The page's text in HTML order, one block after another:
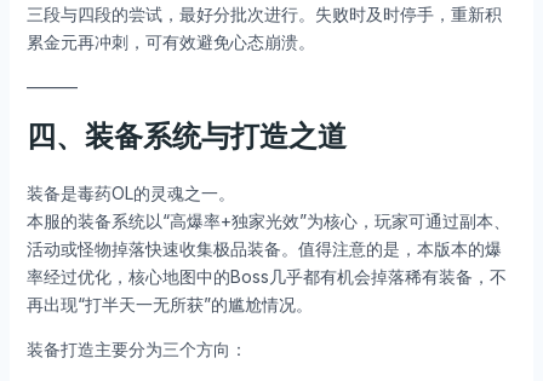
三段与四段的尝试，最好分批次进行。失败时及时停手，重新积
累金元再冲刺，可有效避免心态崩溃。
———
四、装备系统与打造之道
装备是毒药OL的灵魂之一。
本服的装备系统以“高爆率+独家光效”为核心，玩家可通过副本、
活动或怪物掉落快速收集极品装备。值得注意的是，本版本的爆
率经过优化，核心地图中的Boss几乎都有机会掉落稀有装备，不
再出现“打半天一无所获”的尴尬情况。
装备打造主要分为三个方向：